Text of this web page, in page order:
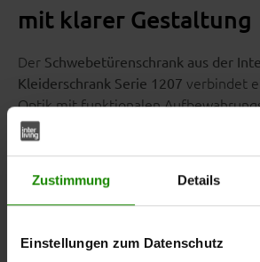
Zustimmung Details
Einstellungen zum Datenschutz
mit klarer Gestaltung
Der Schwebetürenschrank aus der
Kleiderschrank Serie 1207 verbindet
Optik mit funktionalen
Die
und einheitliches Erscheinungsbild.
Design und unterstützen eine